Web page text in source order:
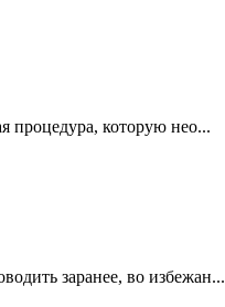
процедура, которую нео...
заранее, во избежан...